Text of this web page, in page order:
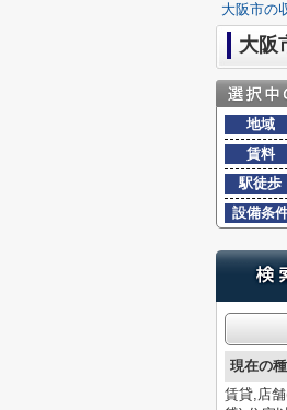
大阪市の
大阪
地域
賃料
駅徒歩
設備条
現在の種
賃貸,店